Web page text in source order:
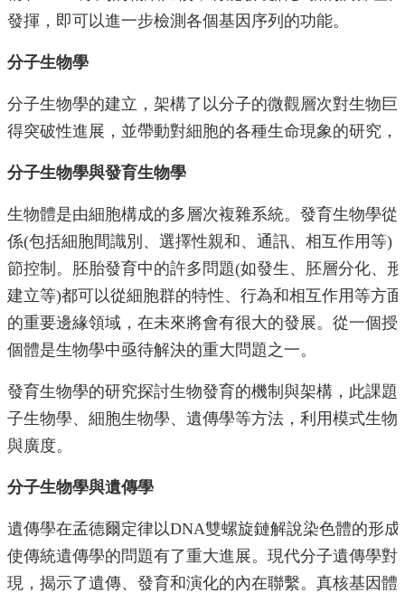
發揮，即可以進一步檢測各個基因序列的功能。
分子生物學
分子生物學的建立，架構了以分子的微觀層次對生物
得突破性進展，並帶動對細胞的各種生命現象的研究
分子生物學與發育生物學
生物體是由細胞構成的多層次複雜系統。發育生物學
係(包括細胞間識別、選擇性親和、通訊、相互作用等)
節控制。胚胎發育中的許多問題(如發生、胚層分化、
建立等)都可以從細胞群的特性、行為和相互作用等方
的重要邊緣領域，在未來將會有很大的發展。從一個
個體是生物學中亟待解決的重大問題之一。
發育生物學的研究探討生物發育的機制與架構，此課
子生物學、細胞生物學、遺傳學等方法，利用模式生
與廣度。
分子生物學與遺傳學
遺傳學在孟德爾定律以DNA雙螺旋鏈解說染色體的形
使傳統遺傳學的問題有了重大進展。現代分子遺傳學
現，揭示了遺傳、發育和演化的內在聯繫。真核基因